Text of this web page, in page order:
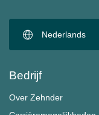
Nederlands
Bedrijf
Over Zehnder